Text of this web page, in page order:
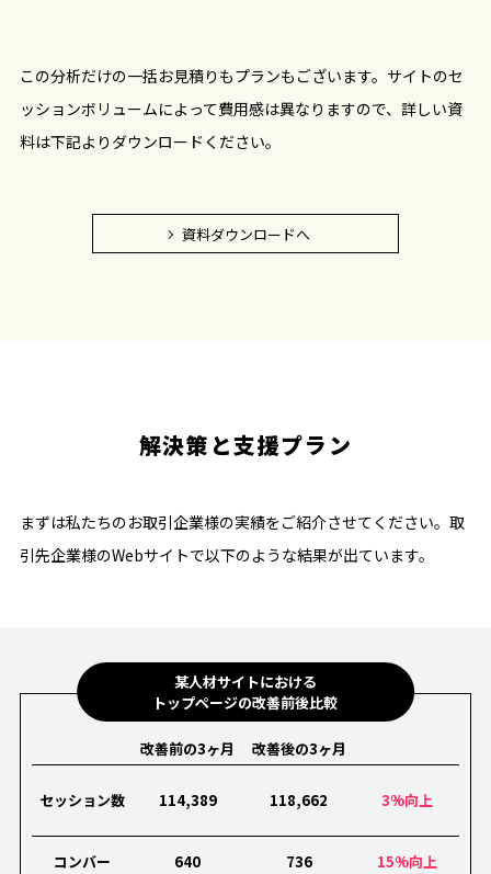
この分析だけの一括お見積りもプランもございます。サイトのセ
ッションボリュームによって費用感は異なりますので、詳しい資
料は下記よりダウンロードください。
資料ダウンロードへ
解決策と支援プラン
まずは私たちのお取引企業様の実績をご紹介させてください。取
引先企業様のWebサイトで以下のような結果が出ています。
某人材サイトにおける
トップページの改善前後比較
改善前の3ヶ月 改善後の3ヶ月
セッション数 114,389 118,662 3%向上
コンバー
640
736
15%向上